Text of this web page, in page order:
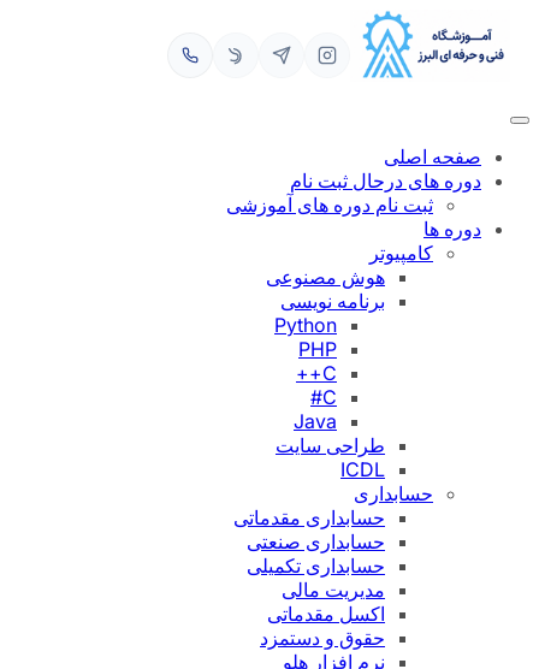
محتوا
صفحه اصلی
دوره های درحال ثبت نام
ثبت نام دوره های آموزشی
دوره ها
کامپیوتر
هوش مصنوعی
برنامه نویسی
Python
PHP
C++
C#
Java
طراحی سایت
ICDL
حسابداری
حسابداری مقدماتی
حسابداری صنعتی
حسابداری تکمیلی
مدیریت مالی
اکسل مقدماتی
حقوق و دستمزد
نرم افزار هلو